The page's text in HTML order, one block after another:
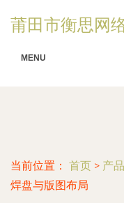
莆田市衡思网
MENU
当前位置： 首页 > 产
焊盘与版图布局